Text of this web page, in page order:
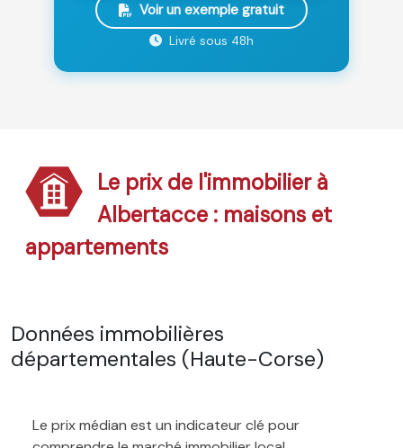
Voir un exemple gratuit
Livré sous 48h
Le prix de l'immobilier à
Albertacce : maisons et
appartements
Données immobilières
départementales (Haute-Corse)
Le prix médian est un indicateur clé pour